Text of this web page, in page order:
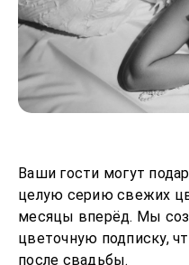
Ваши гости могут
целую серию свежих
месяцы вперёд. Мы
цветочную подписку,
после свадьбы.